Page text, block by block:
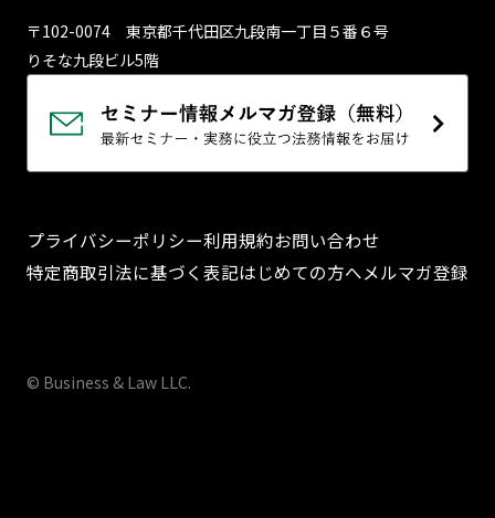
〒102-0074 東京都千代⽥区九段南⼀丁⽬５番６号
りそな九段ビル5階
プライバシーポリシー利用規約お問い合わせ
特定商取引法に基づく表記はじめての方へメルマガ登録
© Business & Law LLC.